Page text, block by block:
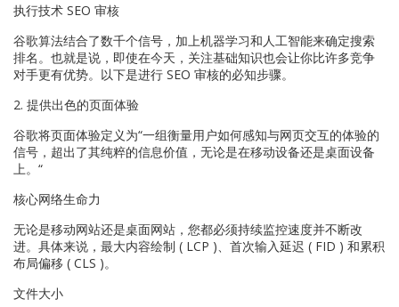
执行技术 SEO 审核
谷歌算法结合了数千个信号，加上机器学习和人工智能来确定搜索
排名。也就是说，即使在今天，关注基础知识也会让你比许多竞争
对手更有优势。以下是进行 SEO 审核的必知步骤。
2. 提供出色的页面体验
谷歌将页面体验定义为“一组衡量用户如何感知与网页交互的体验的
信号，超出了其纯粹的信息价值，无论是在移动设备还是桌面设备
上。“
核心网络生命力
无论是移动网站还是桌面网站，您都必须持续监控速度并不断改
进。具体来说，最大内容绘制 ( LCP )、首次输入延迟 ( FID ) 和累积
布局偏移 ( CLS )。
文件大小